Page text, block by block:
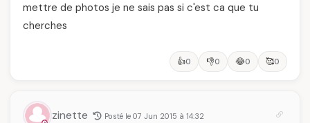
mettre de photos je ne sais pas si c'est ca que tu
cherches
👍0 👎0 😂0 🥰0
zinette Posté le 07 Jun 2015 à 14:32